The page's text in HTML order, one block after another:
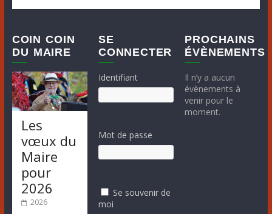
COIN COIN
DU MAIRE
Les
vœux du
Maire
pour
2026
2026
SE
CONNECTER
Identifiant
Mot de passe
Se souvenir de
moi
PROCHAINS
ÉVÈNEMENTS
Il n’y a aucun
évènements à
venir pour le
moment.